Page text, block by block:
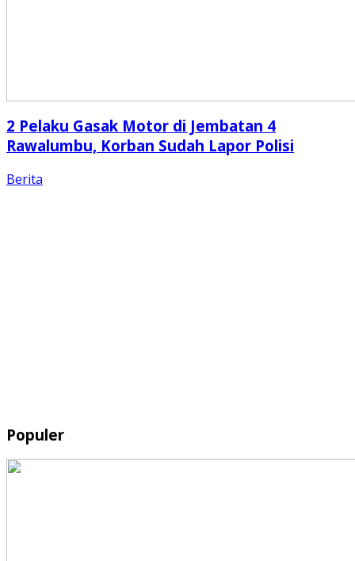
2 Pelaku Gasak Motor di Jembatan 4
Rawalumbu, Korban Sudah Lapor Polisi
Berita
Populer